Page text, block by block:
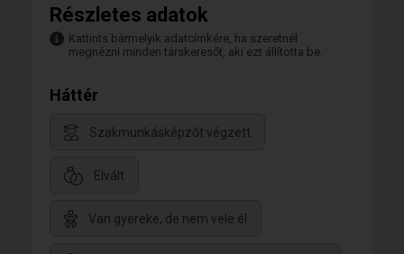
Részletes adatok
Kattints bármelyik adatcímkére, ha szeretnél
megnézni minden társkeresőt, aki ezt állította be.
Háttér
Szakmunkásképzőt végzett
Elvált
Van gyereke, de nem vele él